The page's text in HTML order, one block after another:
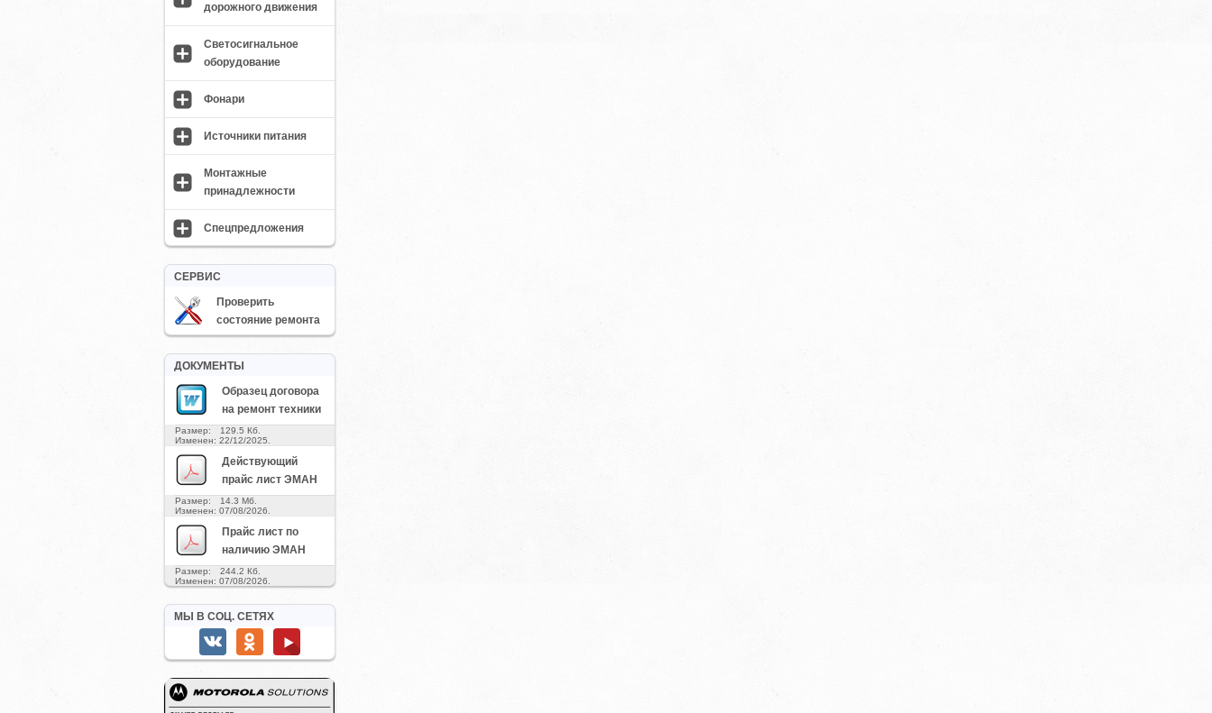
дорожного движения
Светосигнальное
оборудование
Фонари
Источники питания
Монтажные
принадлежности
Спецпредложения
СЕРВИС
Проверить
состояние ремонта
ДОКУМЕНТЫ
Образец договора
на ремонт техники
Размер: 129.5 Кб.
Изменен: 22/12/2025.
Действующий
прайс лист ЭМАН
Размер: 14.3 Мб.
Изменен: 07/08/2026.
Прайс лист по
наличию ЭМАН
Размер: 244.2 Кб.
Изменен: 07/08/2026.
МЫ В СОЦ. СЕТЯХ